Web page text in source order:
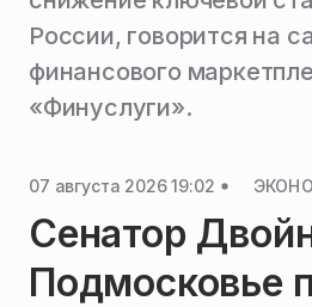
России, говорится на
финансового
«Финуслуги».
07 августа 2026 19:02
Сенатор
Подмосковье